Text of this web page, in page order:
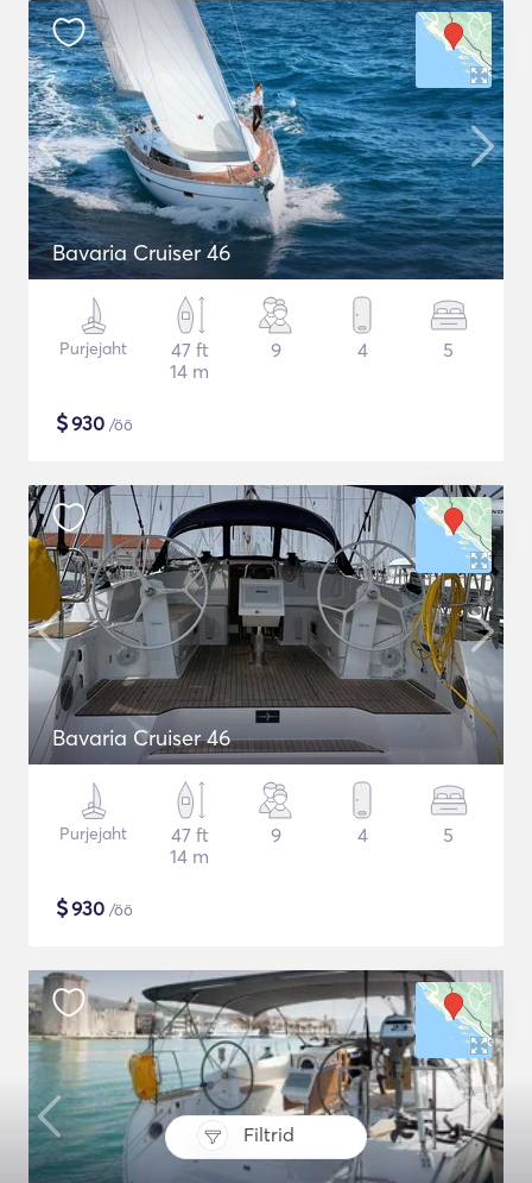
Filtrid
Bavaria Cruiser 46
Purjejaht
47 ft
14 m
9 4 5
$930 /öö
Bavaria Cruiser 46
Purjejaht
47 ft
14 m
9 4 5
$930 /öö